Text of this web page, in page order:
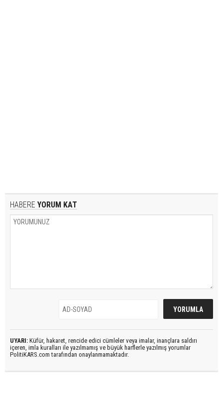
HABERE YORUM KAT
UYARI: Küfür, hakaret, rencide edici cümleler veya imalar, inançlara saldırı
içeren, imla kuralları ile yazılmamış ve büyük harflerle yazılmış yorumlar
PolitiKARS.com tarafından onaylanmamaktadır.